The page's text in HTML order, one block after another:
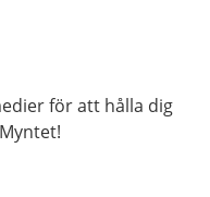
för att hålla dig